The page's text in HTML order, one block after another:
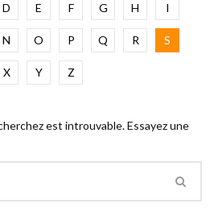
D E F G H I
N O P Q R S
X Y Z
est introuvable. Essayez une